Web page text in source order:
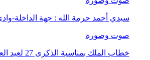
سيدي أحمد حرمة الله : جهة الداخلة-
صوت وصورة
خطاب الملك بمناسبة الذكرى 27 لعيد العرش.